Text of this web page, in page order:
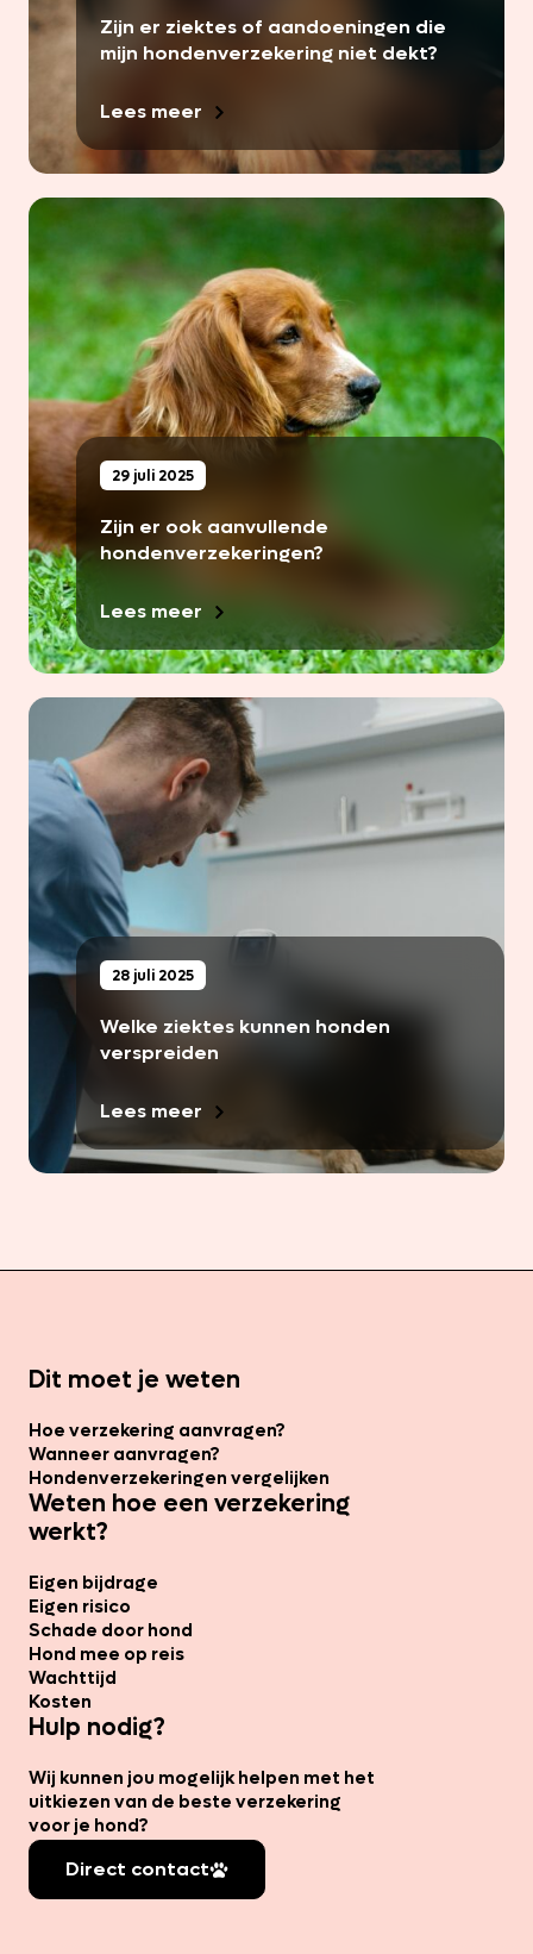
Zijn er ziektes of aandoeningen die
mijn hondenverzekering niet dekt?
Lees meer
29 juli 2025
Zijn er ook aanvullende
hondenverzekeringen?
Lees meer
28 juli 2025
Welke ziektes kunnen honden
verspreiden
Lees meer
Dit moet je weten
Hoe verzekering aanvragen?
Wanneer aanvragen?
Hondenverzekeringen vergelijken
Weten hoe een verzekering
werkt?
Eigen bijdrage
Eigen risico
Schade door hond
Hond mee op reis
Wachttijd
Kosten
Hulp nodig?
Wij kunnen jou mogelijk helpen met het
uitkiezen van de beste verzekering
voor je hond?
Direct contact